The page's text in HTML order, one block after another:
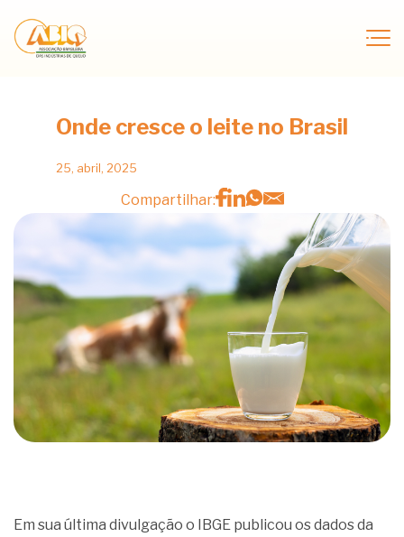
Onde cresce o leite no Brasil
25, abril, 2025
Compartilhar:
Em sua última divulgação o IBGE publicou os dados da